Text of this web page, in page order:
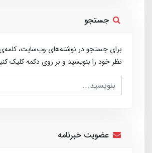
جستجو
برای جستجو در نوشته‌های وب‌سایت،
نظر خود را بنویسید و بر روی دکمه کلیک
عضویت خبرنامه